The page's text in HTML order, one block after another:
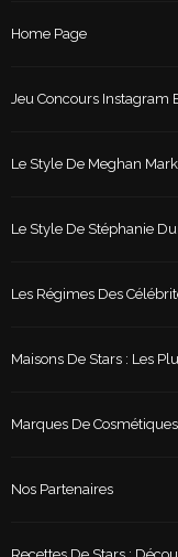
Home Page
Jeu Concours Instagram
Le Style De Meghan
Le Style De Stéphanie
Les Régimes Des
Maisons De Stars : Les
Marques De
Nos Partenaires